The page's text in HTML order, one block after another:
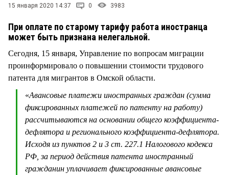
15 января 2020 14:37 0 3983
При оплате по старому тарифу работа иностранца
может быть признана нелегальной.
Сегодня, 15 января, Управление по вопросам миграции
проинформировало о повышении стоимости трудового
патента для мигрантов в Омской области.
«Авансовые платежи иностранных граждан (сумма
фиксированных платежей по патенту на работу)
рассчитываются на основании общего коэффициента-
дефлятора и регионального коэффициента-дефлятора.
Исходя из пунктов 2 и 3 ст. 227.1 Налогового кодекса
РФ, за период действия патента иностранный
гражданин уплачивает фиксированные авансовые